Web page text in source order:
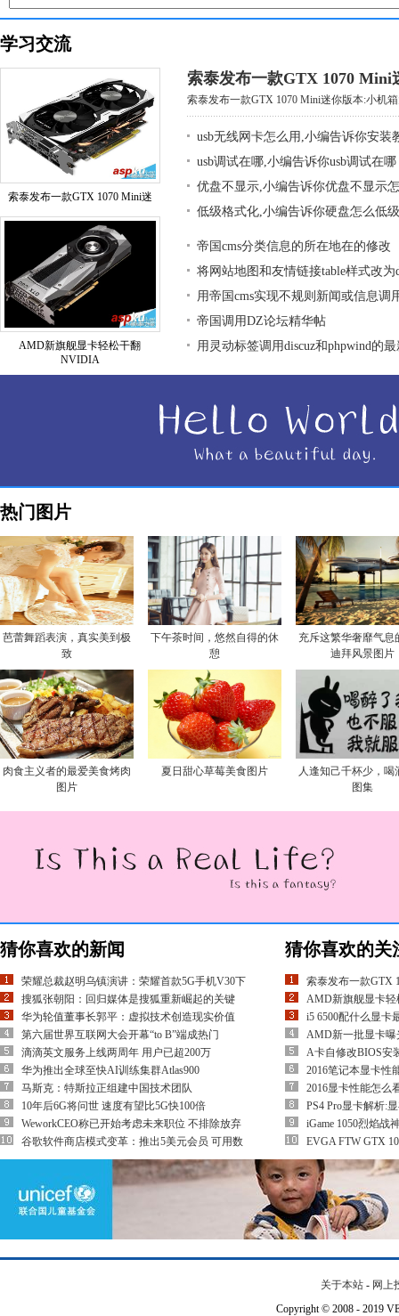
学习交流
索泰发布一款GTX 1070 Mini迷
AMD新旗舰显卡轻松干翻
NVIDIA
索泰发布一款GTX 1070 Mini
索泰发布一款GTX 1070 Mini迷你版本:小机
usb无线网卡怎么用,小编告诉你安装
usb调试在哪,小编告诉你usb调试在哪
优盘不显示,小编告诉你优盘不显示
低级格式化,小编告诉你硬盘怎么低
帝国cms分类信息的所在地在的修改
将网站地图和友情链接table样式改为
用帝国cms实现不规则新闻或信息调
帝国调用DZ论坛精华帖
用灵动标签调用discuz和phpwind的
热门图片
芭蕾舞蹈表演，真实美到极
致
下午茶时间，悠然自得的休
憩
充斥这繁华奢靡气息
迪拜风景图片
肉食主义者的最爱美食烤肉
图片
夏日甜心草莓美食图片
人逢知己千杯少，喝
图集
猜你喜欢的新闻
荣耀总裁赵明乌镇演讲：荣耀首款5G手机V30下
搜狐张朝阳：回归媒体是搜狐重新崛起的关键
华为轮值董事长郭平：虚拟技术创造现实价值
第六届世界互联网大会开幕“to B”端成热门
滴滴英文服务上线两周年 用户已超200万
华为推出全球至快AI训练集群Atlas900
马斯克：特斯拉正组建中国技术团队
10年后6G将问世 速度有望比5G快100倍
WeworkCEO称已开始考虑未来职位 不排除放弃
谷歌软件商店模式变革：推出5美元会员 可用数
猜你喜欢的关
索泰发布一款GTX
AMD新旗舰显卡
i5 6500配什么显卡
AMD新一批显卡曝
A卡自修改BIOS安
2016笔记本显卡性
2016显卡性能怎么
PS4 Pro显卡解析:
iGame 1050烈焰战
EVGA FTW GTX
关于本站 - 网上
Copyright © 2008 - 2019